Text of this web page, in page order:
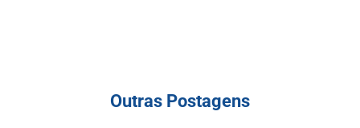
Outras Postagens